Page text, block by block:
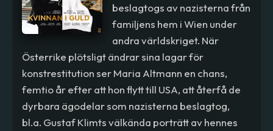
beslagtogs av nazisterna från
familjens hem i Wien under
andra världskriget. När
Österrike plötsligt ändrar sina lagar för
konstrestitution ser Maria Altmann en chans,
femtio år efter att hon flytt till USA, att återfå de
dyrbara ägodelar som nazisterna beslagtog,
bl.a. Gustaf Klimts välkända porträtt av hennes